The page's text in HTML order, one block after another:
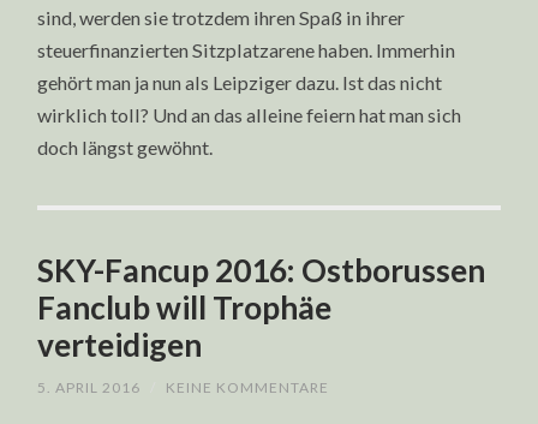
sind, werden sie trotzdem ihren Spaß in ihrer
steuerfinanzierten Sitzplatzarene haben. Immerhin
gehört man ja nun als Leipziger dazu. Ist das nicht
wirklich toll? Und an das alleine feiern hat man sich
doch längst gewöhnt.
SKY-Fancup 2016: Ostborussen
Fanclub will Trophäe
verteidigen
5. APRIL 2016 KEINE KOMMENTARE